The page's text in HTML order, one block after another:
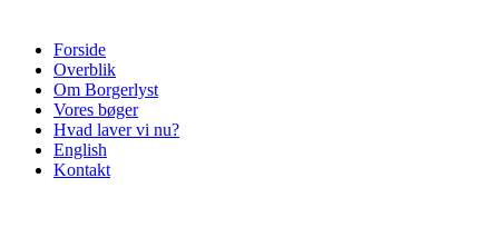
Forside
Overblik
Om Borgerlyst
Vores bøger
Hvad laver vi nu?
English
Kontakt